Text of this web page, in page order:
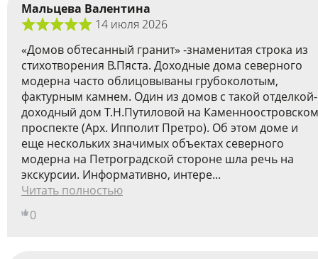
Мальцева Валентина
14 июля 2026
«Домов обтесанный гранит» -знаменитая строка из
стихотворения В.Пяста. Доходные дома северного
модерна часто облицовываны грубоколотым,
фактурным камнем. Один из домов с такой отделкой-
доходный дом Т.Н.Путиловой на Каменноостровском
проспекте (Арх. Ипполит Претро). Об этом доме и
еще нескольких значимых объектах северного
модерна на Петроградской стороне шла речь на
экскурсии. Информативно, интере...
Читать полностью
0